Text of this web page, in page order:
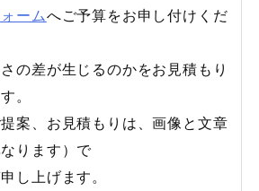
ームへご予算をお申し付けくだ
の差が生じるのかをお見積もり
。
案、お見積もりは、画像と文章
ります）で
上げます。